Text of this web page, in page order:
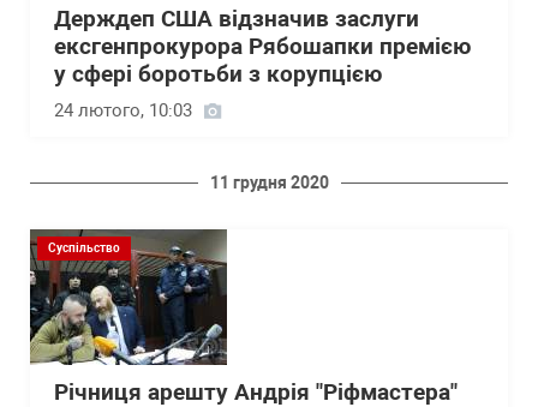
Держдеп США відзначив заслуги
ексгенпрокурора Рябошапки премією
у сфері боротьби з корупцією
24 лютого, 10:03
11 грудня 2020
Суспільство
Річниця арешту Андрія "Ріфмастера"